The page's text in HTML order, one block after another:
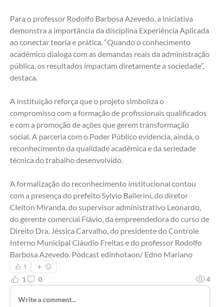
Para o professor Rodolfo Barbosa Azevedo, a iniciativa
demonstra a importância da disciplina Experiência Aplicada
ao conectar teoria e prática. “Quando o conhecimento
acadêmico dialoga com as demandas reais da administração
pública, os resultados impactam diretamente a sociedade”,
destaca.
A instituição reforça que o projeto simboliza o
compromisso com a formação de profissionais qualificados
e com a promoção de ações que gerem transformação
social. A parceria com o Poder Público evidencia, ainda, o
reconhecimento da qualidade acadêmica e da seriedade
técnica do trabalho desenvolvido.
A formalização do reconhecimento institucional contou
com a presença do prefeito Sylvio Ballerini, do diretor
Cleiton Miranda, do supervisor administrativo Leonardo,
do gerente comercial Flávio, da empreendedora do curso de
Direito Dra. Jéssica Carvalho, do presidente do Controle
Interno Municipal Cláudio Freitas e do professor Rodolfo
Barbosa Azevedo. Podcast edinhotaon/ Edno Mariano
1
1 0 4
Write a comment...